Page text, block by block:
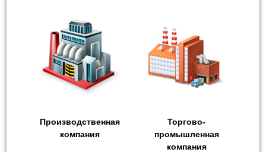
Производственная
компания
Торгово-
промышленная
компания